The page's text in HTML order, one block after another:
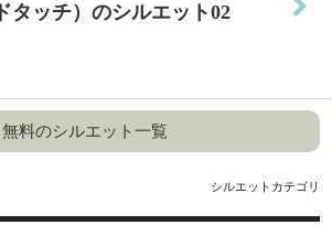
ドタッチ）のシルエット02
無料のシルエット一覧
シルエットカテゴリ